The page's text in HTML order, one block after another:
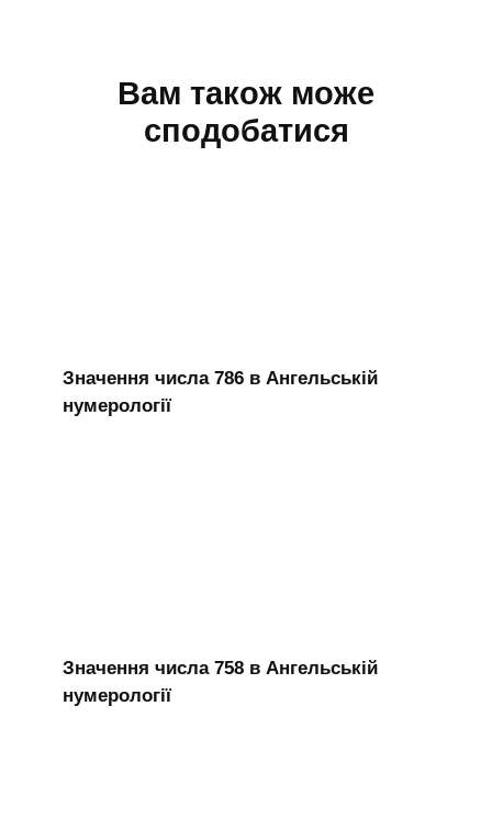
Вам також може
сподобатися
Значення числа 786 в Ангельській
нумерології
Значення числа 758 в Ангельській
нумерології